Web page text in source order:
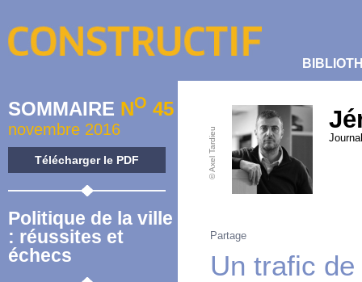
SOMMAIRE NO 45
novembre 2016
Télécharger le PDF
Politique de la ville
: réussites et
échecs
© Axel Tardieu
Partage
Un trafic